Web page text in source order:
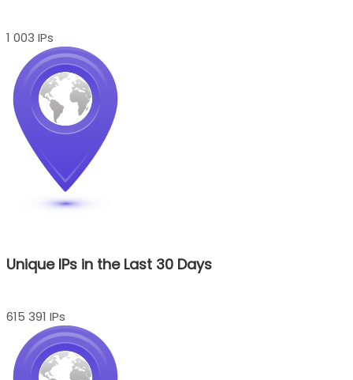
1 003 IPs
Unique IPs in the Last 30 Days
615 391 IPs